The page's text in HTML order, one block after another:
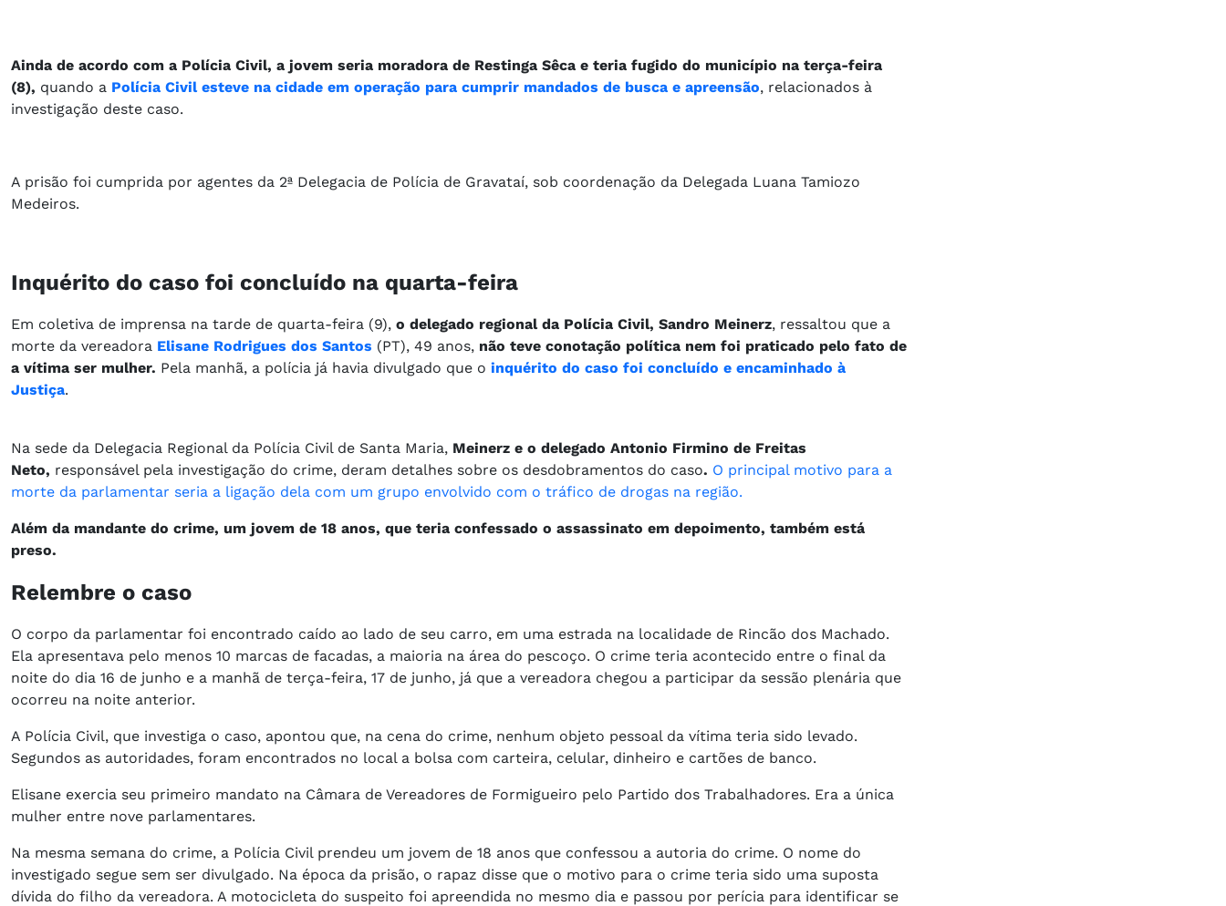
Ainda de acordo com a Polícia Civil, a jovem seria moradora de Restinga Sêca e teria fugido do município na terça-feira
(8), quando a Polícia Civil esteve na cidade em operação para cumprir mandados de busca e apreensão, relacionados à
investigação deste caso.
A prisão foi cumprida por agentes da 2ª Delegacia de Polícia de Gravataí, sob coordenação da Delegada Luana Tamiozo
Medeiros.
Inquérito do caso foi concluído na quarta-feira
Em coletiva de imprensa na tarde de quarta-feira (9), o delegado regional da Polícia Civil, Sandro Meinerz, ressaltou que a
morte da vereadora Elisane Rodrigues dos Santos (PT), 49 anos, não teve conotação política nem foi praticado pelo fato de
a vítima ser mulher. Pela manhã, a polícia já havia divulgado que o inquérito do caso foi concluído e encaminhado à
Justiça.
Na sede da Delegacia Regional da Polícia Civil de Santa Maria, Meinerz e o delegado Antonio Firmino de Freitas
Neto, responsável pela investigação do crime, deram detalhes sobre os desdobramentos do caso. O principal motivo para a
morte da parlamentar seria a ligação dela com um grupo envolvido com o tráfico de drogas na região.
Além da mandante do crime, um jovem de 18 anos, que teria confessado o assassinato em depoimento, também está
preso.
Relembre o caso
O corpo da parlamentar foi encontrado caído ao lado de seu carro, em uma estrada na localidade de Rincão dos Machado.
Ela apresentava pelo menos 10 marcas de facadas, a maioria na área do pescoço. O crime teria acontecido entre o final da
noite do dia 16 de junho e a manhã de terça-feira, 17 de junho, já que a vereadora chegou a participar da sessão plenária que
ocorreu na noite anterior.
A Polícia Civil, que investiga o caso, apontou que, na cena do crime, nenhum objeto pessoal da vítima teria sido levado.
Segundos as autoridades, foram encontrados no local a bolsa com carteira, celular, dinheiro e cartões de banco.
Elisane exercia seu primeiro mandato na Câmara de Vereadores de Formigueiro pelo Partido dos Trabalhadores. Era a única
mulher entre nove parlamentares.
Na mesma semana do crime, a Polícia Civil prendeu um jovem de 18 anos que confessou a autoria do crime. O nome do
investigado segue sem ser divulgado. Na época da prisão, o rapaz disse que o motivo para o crime teria sido uma suposta
dívida do filho da vereadora. A motocicleta do suspeito foi apreendida no mesmo dia e passou por perícia para identificar se